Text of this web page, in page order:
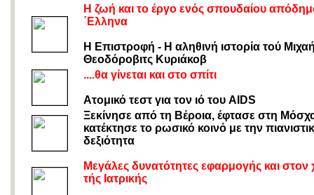
Η ζωή και το έργο ενός σπουδαίου
΄Ελληνα
Η Eπιστροφή - Η αληθινή ιστορία τού
Θεοδόροβιτς Κυριάκοβ
....θα γίνεται και στο σπίτι
Ατομικό τεστ για τον ιό του AIDS
Ξεκίνησε από τη Βέροια, έφτασε στη
κατέκτησε το ρωσικό κοινό με την
δεξιότητα
Μεγάλες δυνατότητες εφαρμογής και στον
τής Ιατρικής